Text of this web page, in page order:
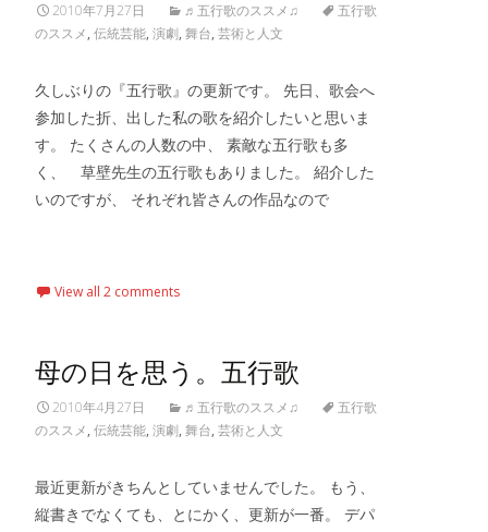
2010年7月27日 ♬五行歌のススメ♫
五行歌
のススメ, 伝統芸能, 演劇, 舞台, 芸術と人文
久しぶりの『五行歌』の更新です。 先日、歌会へ
参加した折、出した私の歌を紹介したいと思いま
す。 たくさんの人数の中、 素敵な五行歌も多
く、 草壁先生の五行歌もありました。 紹介した
いのですが、 それぞれ皆さんの作品なので
View all 2 comments
母の日を思う。五行歌
2010年4月27日 ♬五行歌のススメ♫
五行歌
のススメ, 伝統芸能, 演劇, 舞台, 芸術と人文
最近更新がきちんとしていませんでした。 もう、
縦書きでなくても、とにかく、更新が一番。 デパ